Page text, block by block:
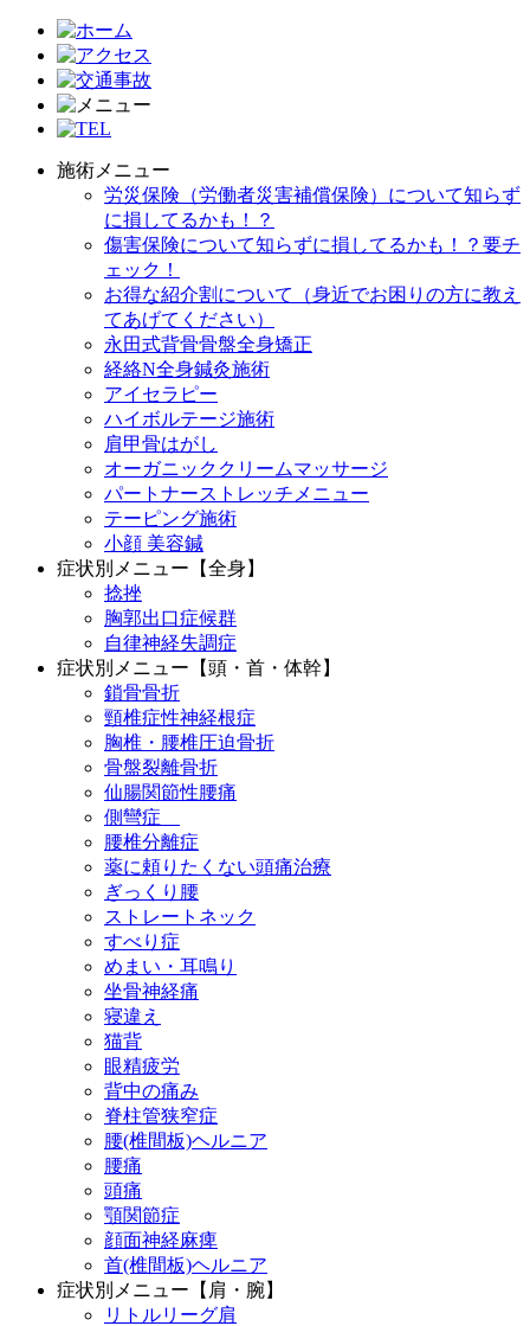
施術メニュー
労災保険（労働者災害補償保険）について知らず
に損してるかも！？
傷害保険について知らずに損してるかも！？要チ
ェック！
お得な紹介割について（身近でお困りの方に教え
てあげてください）
永田式背骨骨盤全身矯正
経絡N全身鍼灸施術
アイセラピー
ハイボルテージ施術
肩甲骨はがし
オーガニッククリームマッサージ
パートナーストレッチメニュー
テーピング施術
小顔 美容鍼
症状別メニュー【全身】
捻挫
胸郭出口症候群
自律神経失調症
症状別メニュー【頭・首・体幹】
鎖骨骨折
頸椎症性神経根症
胸椎・腰椎圧迫骨折
骨盤裂離骨折
仙腸関節性腰痛
側彎症
腰椎分離症
薬に頼りたくない頭痛治療
ぎっくり腰
ストレートネック
すべり症
めまい・耳鳴り
坐骨神経痛
寝違え
猫背
眼精疲労
背中の痛み
脊柱管狭窄症
腰(椎間板)ヘルニア
腰痛
頭痛
顎関節症
顔面神経麻痺
首(椎間板)ヘルニア
症状別メニュー【肩・腕】
リトルリーグ肩